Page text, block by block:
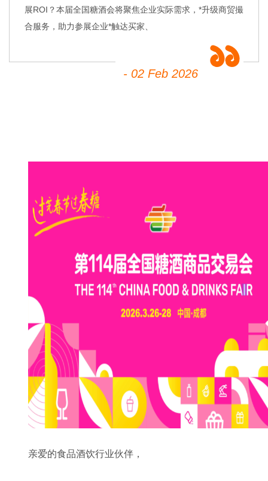
展ROI？本届全国糖酒会将聚焦企业实际需求，*升级商贸撮
合服务，助力参展企业*触达买家、
- 02 Feb 2026
亲爱的食品酒饮行业伙伴，